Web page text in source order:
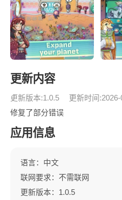
更新内容
更新版本:1.0.5
更新时间
修复了部分错误
应用信息
语言：中文
联网要求：不需联网
更新版本：1.0.5